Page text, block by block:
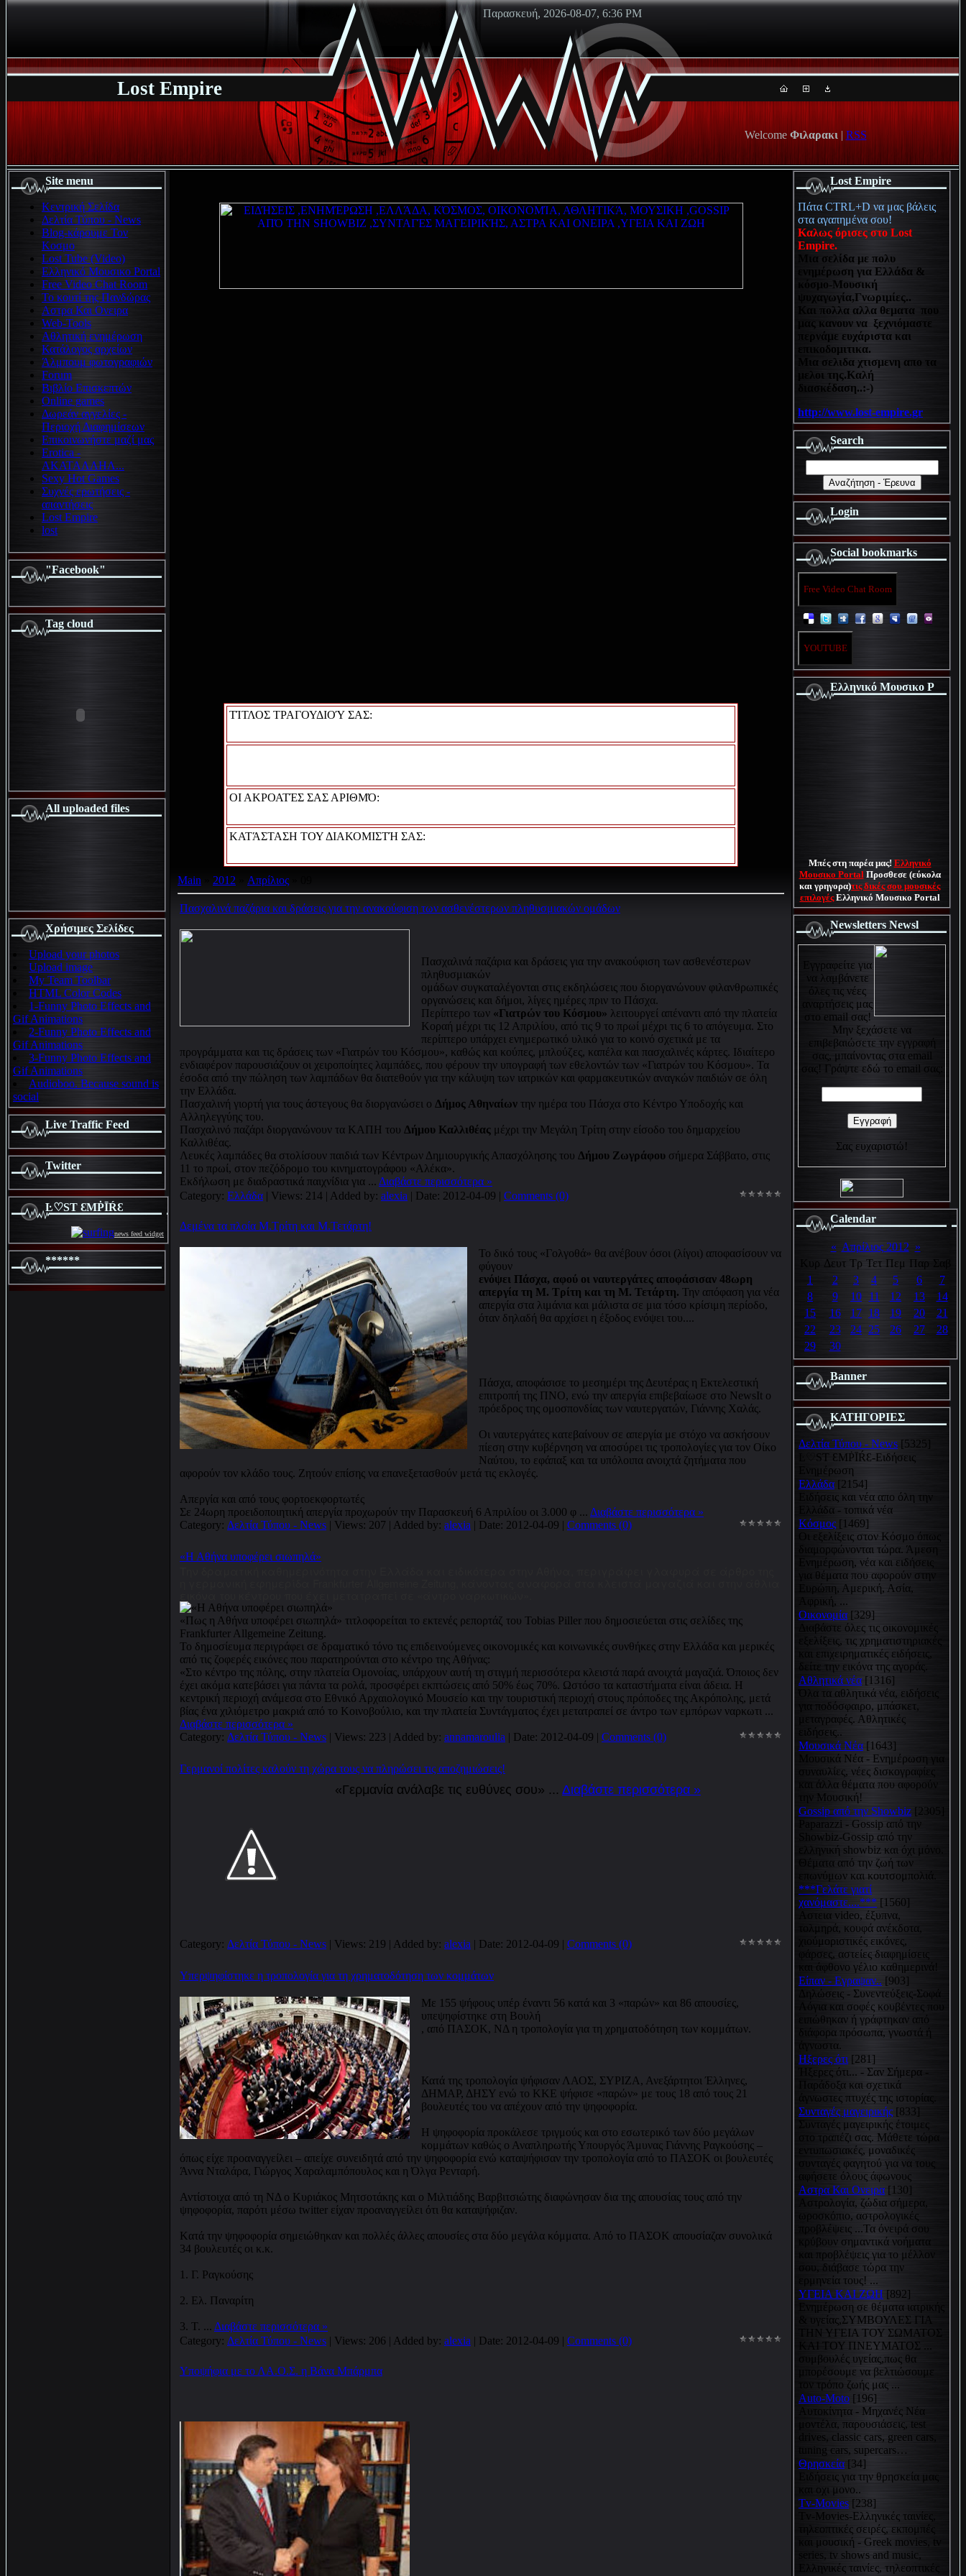
Παρασκευή, 2026-08-07, 6:36 PM
Lost Empire
Welcome Φιλαρακι | RSS
Site menu
Κεντρική Σελίδα
Δελτία Τύπου - News
Blog-κάρουμε Τον
Κοσμο
Lost Tube (Video)
Ελληνικό Μουσικο Portal
Free Video Chat Room
Το κουτί της Πανδώρας
Αστρα Και Ονειρα
Web-Tools
Αθλητική ενημέρωση
Κατάλογος αρχείων
Άλμπουμ φωτογραφιών
Forum
Βιβλίο Επισκεπτών
Online games
Δωρεάν αγγελίες -
Περιοχή Διαφημίσεων
Επικοινωνήστε μαζί μας
Erotica -
ΑΚΑΤΑΛΛΗΛ...
Sexy Hot Games
Συχνές ερωτήσεις -
απαντήσεις
Lost Empire
lost
"Facebook"
Tag cloud
All uploaded files
Χρήσιμες Σελίδες
Upload your photos
Upload image
My Team Toolbar
HTML Color Codes
1-Funny Photo Effects and
Gif Animations
2-Funny Photo Effects and
Gif Animations
3-Funny Photo Effects and
Gif Animations
Audioboo. Because sound is
social
Live Traffic Feed
Twitter
Ŀ♡SƬ ƐMṖĪŔƐ
news feed widget
******
ΤΊΤΛΟΣ ΤΡΑΓΟΥΔΙΟΎ ΣΑΣ:
ΟΙ ΑΚΡΟΑΤΈΣ ΣΑΣ ΑΡΙΘΜΌ:
ΚΑΤΆΣΤΑΣΗ ΤΟΥ ΔΙΑΚΟΜΙΣΤΉ ΣΑΣ:
Main 2012 Απρίλιος
Πασχαλινά παζάρια και δράσεις για την ανακούφιση των ασθενέστερων πληθυσμιακών ομάδων
Πασχαλινά παζάρια και δράσεις για την ανακούφιση των ασθενέστερων
πληθυσμιακών
ομάδων συγκαταλέγονται στις εκδηλώσεις που διοργανώνουν φιλανθρωπικές
οργανώσεις και δήμοι, λίγες ημέρες πριν το Πάσχα.
Περίπτερο των «Γιατρών του Κόσμου» λειτουργεί απέναντι από την πλατεία
Κοραή μέχρι τις 12 Απριλίου, από τις 9 το πρωί μέχρι τις 6 το απόγευμα. Στο
περίπτερο υπάρχει ενημερωτικό υλικό για το κοινό σχετικά με τα
προγράμματα και τις δράσεις των «Γιατρών του Κόσμου», καθώς και κούπες, μπλούζες, καπέλα και πασχαλινές κάρτες. Ιδιαίτερο
ενδιαφέρον παρουσιάζουν οι χειροποίητες λαμπάδες, που φέρουν την υπογραφή των εθελοντών των «Γιατρών του Κόσμου». Τα
έσοδα από την πώληση των λαμπάδων θα διατεθούν για την κάλυψη των ιατρικών και φαρμακευτικών αναγκών παιδιών σε όλη
την Ελλάδα.
Πασχαλινή γιορτή για τους άστεγους θα διοργανώσει ο Δήμος Αθηναίων την ημέρα του Πάσχα στο Κέντρο Υποδοχής και
Αλληλεγγύης του.
Πασχαλινό παζάρι διοργανώνουν τα ΚΑΠΗ του Δήμου Καλλιθέας μέχρι την Μεγάλη Τρίτη στην είσοδο του δημαρχείου
Καλλιθέας.
Λευκές λαμπάδες θα στολίσουν παιδιά των Κέντρων Δημιουργικής Απασχόλησης του Δήμου Ζωγράφου σήμερα Σάββατο, στις
11 το πρωί, στον πεζόδρομο του κινηματογράφου «Αλέκα».
Εκδήλωση με διαδραστικά παιχνίδια για ... Διαβάστε περισσότερα »
Category: Ελλάδα | Views: 214 | Added by: alexia | Date: 2012-04-09 | Comments (0)
Δεμένα τα πλοία Μ.Τρίτη και Μ.Τετάρτη!
Το δικό τους «Γολγοθά» θα ανέβουν όσοι (λίγοι) αποφασίσουν να
φύγουν
ενόψει Πάσχα, αφού οι ναυτεργάτες αποφάσισαν 48ωρη
απεργία τη Μ. Τρίτη και τη Μ. Τετάρτη. Την απόφαση για νέα
απεργία στα λιμάνια και μάλιστα σε μια τόσο κρίσιμη περίοδο,
όταν δηλαδή θα αρχίσει η έξοδος ενόψει του....
Πάσχα, αποφάσισε το μεσημέρι της Δευτέρας η Εκτελεστική
επιτροπή της ΠΝΟ, ενώ την απεργία επιβεβαίωσε στο NewsIt ο
πρόεδρος της ομοσπονδίας των ναυτεργατών, Γιάννης Χαλάς.
Οι ναυτεργάτες κατεβαίνουν σε απεργία με στόχο να ασκήσουν
πίεση στην κυβέρνηση να αποσύρει τις τροπολογίες για τον Οίκο
Ναύτου, το εφάπαξ και τα υπόλοιπα ανοιχτά ζητήματα που
αφορούν τον κλάδο τους. Ζητούν επίσης να επανεξετασθούν μετά τις εκλογές.
Απεργία και από τους φορτοεκφορτωτές
Σε 24ωρη προειδοποιητική απεργία προχωρούν την Παρασκευή 6 Απριλίου οι 3.000 φ ... Διαβάστε περισσότερα »
Category: Δελτία Τύπου - News | Views: 207 | Added by: alexia | Date: 2012-04-09 | Comments (0)
«Η Αθήνα υποφέρει σιωπηλά»
«Πως η Αθήνα υποφέρει σιωπηλά» τιτλοφορείται το εκτενές ρεπορτάζ του Tobias Piller που δημοσιεύεται στις σελίδες της
Frankfurter Allgemeine Zeitung.
Το δημοσίευμα περιγράφει σε δραματικό τόνο τις επιδεινούμενες οικονομικές και κοινωνικές συνθήκες στην Ελλάδα και μερικές
από τις ζοφερές εικόνες που παρατηρούνται στο κέντρο της Αθήνας:
«Στο κέντρο της πόλης, στην πλατεία Ομονοίας, υπάρχουν αυτή τη στιγμή περισσότερα κλειστά παρά ανοιχτά μαγαζιά. Όποιος δεν
έχει ακόμα κατεβάσει για πάντα τα ρολά, προσφέρει εκπτώσεις από 50% έως 70%. Ωστόσο τα καταστήματα είναι άδεια. Η
κεντρική περιοχή ανάμεσα στο Εθνικό Αρχαιολογικό Μουσείο και την τουριστική περιοχή στους πρόποδες της Ακρόπολης, μετά
βίας ένα χιλιόμετρο μακριά από το Κοινοβούλιο, και την πλατεία Συντάγματος έχει μετατραπεί σε άντρο των εμπόρων ναρκωτι ...
Διαβάστε περισσότερα »
Category: Δελτία Τύπου - News | Views: 223 | Added by: annamaroulia | Date: 2012-04-09 | Comments (0)
Γερμανοί πολίτες καλούν τη χώρα τους να πληρώσει τις αποζημιώσεις!
«Γερμανία ανάλαβε τις ευθύνες σου» ... Διαβάστε περισσότερα »
Category: Δελτία Τύπου - News | Views: 219 | Added by: alexia | Date: 2012-04-09 | Comments (0)
Υπερψηφίστηκε η τροπολογία για τη χρηματοδότηση των κομμάτων
Με 155 ψήφους υπέρ έναντι 56 κατά και 3 «παρών» και 86 απουσίες,
υπεψηφίστηκε στη Βουλή
, από ΠΑΣΟΚ, ΝΔ η τροπολογία για τη χρηματοδότηση των κομμάτων.
Κατά της τροπολογία ψήφισαν ΛΑΟΣ, ΣΥΡΙΖΑ, Ανεξάρτητοι Έλληνες,
ΔΗΜΑΡ, ΔΗΣΥ ενώ το ΚΚΕ ψήφισε «παρών» με τους 18 από τους 21
βουλευτές του να απέχουν από την ψηφοφορία.
Η ψηφοφορία προκάλεσε τριγμούς και στο εσωτερικό των δύο μεγάλων
κομμάτων καθώς ο Αναπληρωτής Υπουργός Άμυνας Γιάννης Ραγκούσης –
όπως είχε προαναγγείλει – απείχε συνειδητά από την ψηφοφορία ενώ καταψήφισαν την τροπολογία από το ΠΑΣΟΚ οι βουλευτές
Άννα Νταλάρα, Γιώργος Χαραλαμπόπουλος και η Όλγα Ρενταρή.
Αντίστοιχα από τη ΝΔ ο Κυριάκος Μητσοτάκης και ο Μιλτιάδης Βαρβιτσιώτης διαφώνησαν δια της απουσίας τους από την
ψηφοφορία, παρότι μέσω twitter είχαν προαναγγείλει ότι θα καταψήφιζαν.
Kατά την ψηφοφορία σημειώθηκαν και πολλές άλλες απουσίες στα δύο μεγάλα κόμματα. Από το ΠΑΣΟΚ απουσίαζαν συνολικά
34 βουλευτές οι κ.κ.
1. Γ. Ραγκούσης
2. Ελ. Παναρίτη
3. Τ. ... Διαβάστε περισσότερα »
Category: Δελτία Τύπου - News | Views: 206 | Added by: alexia | Date: 2012-04-09 | Comments (0)
Υποψήφια με το ΛΑ.Ο.Σ. η Βάνα Μπάρμπα
Lost Empire
Πάτα CTRL+D να μας βάλεις
στα αγαπημένα σου!
Καλως όρισες στο Lost
Empire.
Μια σελίδα με πολυ
ενημέρωση για Ελλάδα &
κόσμο-Μουσική
ψυχαγωγία,Γνωριμίες..
Και πολλα αλλα θεματα που
μας κανουν να ξεχνιόμαστε
περνάμε ευχάριστα και
επικοδομιτικα.
Μια σελιδα χτισμενη απο τα
μελοι της.Καλή
διασκέδαση..:-)
http://www.lost-empire.gr
Search
Login
Social bookmarks
Free Video Chat Room
YOUTUBE
Ελληνικό Μουσικο P
Μπές στη παρέα μας! Ελληνικό
Μουσικο Portal Προσθεσε (εύκολα
και γρηγορα)τις δικές σου μουσικές
επιλογές Ελληνικό Μουσικο Portal
Newsletters Newsl
Εγγραφείτε για
να λαμβάνετε
όλες τις νέες
αναρτήσεις μας
στο email σας!
Μην ξεχάσετε να
επιβεβαιώσετε την εγγραφή
σας, μπαίνοντας στα email
σας! Γράψτε εδώ το email σας:
Σας ευχαριστώ!
Calendar
« Απρίλιος 2012 »
Κυρ Δευτ Τρ Τετ Πεμ Παρ Σαβ
1
2 3 4 5 6
7
8
9 10 11 12 13
14
15
16 17 18 19 20
21
22
23 24 25 26 27
28
29
30
Banner
ΚΑΤΗΓΟΡΙΕΣ
Δελτία Τύπου - News [5325]
Ŀ♡SƬ ƐMṖĪŔƐ-Ειδήσεις
Ενημέρωση
Ελλάδα [2154]
Ειδήσεις και νέα απο όλη την
Ελλάδα - τοπικά νέα
Κόσμος [1469]
Οι εξελίξεις στον Κόσμο όπως
διαμορφώνονται τώρα. Άμεση
Ενημέρωση, νέα και ειδήσεις
για θέματα που αφορούν στην
Ευρώπη, Αμερική, Ασία,
Αφρική, ...
Οικονομία [329]
Διαβάστε όλες τις οικονομικές
εξελίξεις, τις χρηματιστηριακές
και επιχειρηματικές ειδήσεις,
δείτε την εικόνα της αγοράς.
Αθλητικά νέα [1316]
Όλα τα αθλητικά νέα, ειδήσεις
για ποδόσφαιρο, μπάσκετ,
μεταγραφές. Αθλητικές
ειδήσεις..
Μουσικά Νέα [1643]
Μουσικά Νέα - Ενημέρωση για
συναυλίες, νέες δισκογραφίες
και άλλα θέματα που αφορούν
την Μουσική!
Gossip από την Showbiz
[2305]
Paparazzi - Gossip από την
Showbiz-Gossip από την
ελληνική showbiz και όχι μόνο.
Θέματα από την ζωή των
επωνύμων και κουτσομπολιά.
***Γελάτε γιατί
χανόμαστε....*** [1560]
Αστεια video, έξυπνα,
τολμηρά, κουφά ανέκδοτα,
χιούμοριστικές εικόνες,
φάρσες, αστείες διαφημίσεις
και άφθονο γέλιο καθημερινά!
Είπαν - Εγραψαν.. [903]
Δηλώσεις - Συνεντεύξεις-Σοφά
Λόγια και σοφές κουβέντες που
ειπώθηκαν ή γράφτηκαν από
διάφορα πρόσωπα, γνωστά ή
άγνωστα.
Hξερες ότι [281]
Ήξερες ότι... - Σαν Σήμερα -
Παράδοξα και σχετικά
άγνωστες πτυχές της ιστορίας.
Συνταγές μαγειρικής [833]
Συνταγές μαγειρικής έτοιμες
στο τραπέζι σας. Μάθετε τώρα
εντυπωσιακές, μοναδικές
συνταγές φαγητού για να τους
αφήσετε όλους άφωνους
Αστρα Και Ονειρα [130]
Αστρολογία, ζώδια σήμερα,
ωροσκόπιο, αστρολογικές
προβλέψεις ...Τα όνειρά σου
κρύβουν σημαντικά νοήματα
και προβλέψεις για το μέλλον
σου, διάβασε τώρα την
ερμηνεία τους! ...
ΥΓΕΙΑ ΚΑΙ ΖΩΗ [892]
Eνημέρωση σε θέματα ιατρικής
& υγείας,ΣΥΜΒΟΥΛΕΣ ΓΙΑ
ΤΗΝ ΥΓΕΙΑ ΤΟΥ ΣΩΜΑΤΟΣ
ΚΑΙ ΤΟΥ ΠΝΕΥΜΑΤΟΣ ...
συμβουλές υγείας,πως θα
μπορέσουμε να βελτιώσουμε
τον τρόπο ζωής μας ...
Auto-Moto [196]
Αυτοκίνητα - Μηχανές Νέα
μοντέλα, παρουσιάσεις, test
drives, classic cars, green cars,
tuning cars, supercars…
Θρησκεία [34]
Ειδήσεις για την θρησκεία μας
και οχι μονο..
Tv-Movies [238]
Tv-Movies-Ελληνικές ταινίες,
τηλεοπτικές σειρές, εκπομπές
και μουσική - Greek movies, tv
series, tv shows and music,
Ελληνικές ταινίες, τηλεοπτικές